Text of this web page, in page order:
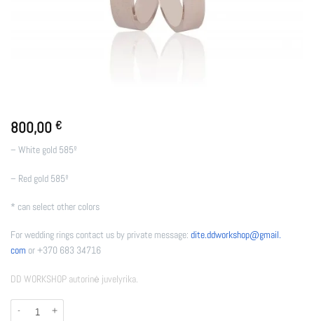
800,00 €
– White gold 585º
– Red gold 585º
* can select other colors
For wedding rings contact us by private message: dite.ddworkshop@gmail.
com or +370 683 34716
DD WORKSHOP autorinė juvelyrika.
produkto kiekis: WR - THREE